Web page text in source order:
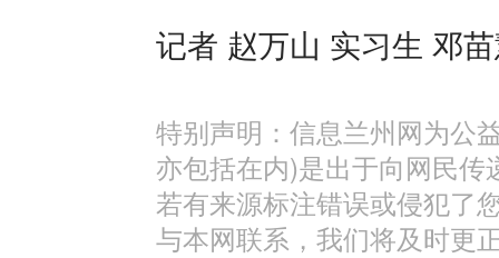
记者 赵万山 实习生 邓
特别声明：信息兰州网为公
亦包括在内)是出于向网民
若有来源标注错误或侵犯了
与本网联系，我们将及时更